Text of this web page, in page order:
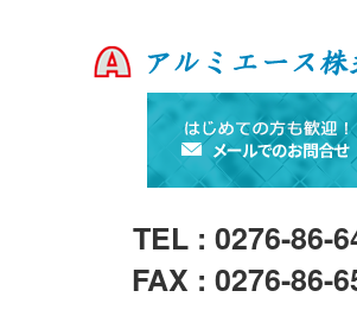
TEL : 0276-86-
FAX : 0276-86-